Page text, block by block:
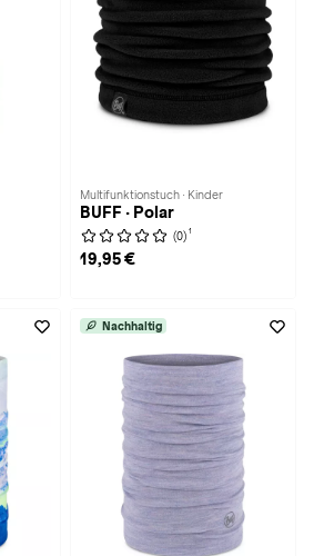
Multifunktionstuch · Kinder
BUFF · Polar
(0) 1
19,95 €
Nachhaltig